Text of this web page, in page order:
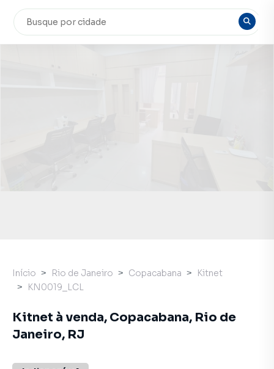
Início Rio de Janeiro Copacabana
Kitnet
KN0019_LCL
Kitnet à venda, Copacabana, Rio de
Janeiro, RJ